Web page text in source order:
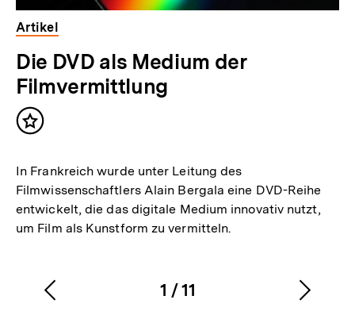
Artikel
Die DVD als Medium der
Filmvermittlung
Inhalt
In Frankreich wurde unter Leitung des
Filmwissenschaftlers Alain Bergala eine DVD-Reihe
entwickelt, die das digitale Medium innovativ nutzt,
um Film als Kunstform zu vermitteln.
Karussellinhalt
1
von
/11
Vorherigen